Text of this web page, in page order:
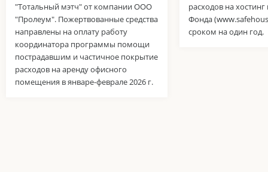
"Тотальный мэтч" от компании ООО
"Пролеум". Пожертвованные средства
направлены на оплату работу
координатора программы помощи
пострадавшим и частичное покрытие
расходов на аренду офисного
помещения в январе-феврале 2026 г.
расходов на
Фонда
сроком на один год.